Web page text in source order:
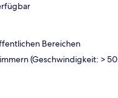
Bereichen
(Geschwindigkeit: > 50